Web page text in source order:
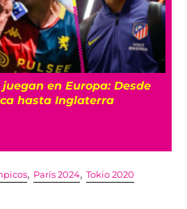
en Europa: Desde
hasta Inglaterra
, París 2024,Tokio 2020